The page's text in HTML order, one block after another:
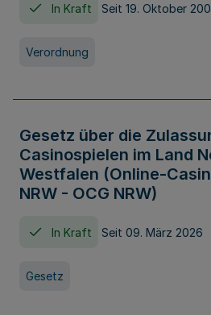
In Kraft Seit 19. Oktober
Verordnung
Gesetz über die
Casinospielen im Land
Westfalen (Online-
NRW - OCG NRW)
In Kraft Seit 09. März 2026
Gesetz